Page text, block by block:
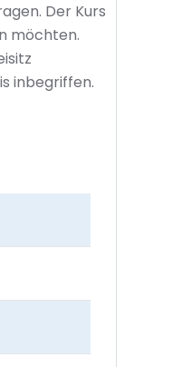
Der Kurs
möchten.
inbegriffen.